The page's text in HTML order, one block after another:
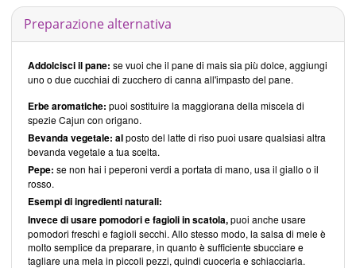
Preparazione alternativa
Addolcisci il pane: se vuoi che il pane di mais sia più dolce, aggiungi
uno o due cucchiai di zucchero di canna all'impasto del pane.
Erbe aromatiche: puoi sostituire la maggiorana della miscela di
spezie Cajun con origano.
Bevanda vegetale: alposto del latte di riso puoi usare qualsiasi altra
bevanda vegetale a tua scelta.
Pepe: se non hai i peperoni verdi a portata di mano, usa il giallo o il
rosso.
Esempi di ingredienti naturali:
Invece di usare pomodori e fagioli in scatola,puoi anche usare
pomodori freschi e fagioli secchi. Allo stesso modo, la salsa di mele è
molto semplice da preparare, in quanto è sufficiente sbucciare e
tagliare una mela in piccoli pezzi, quindi cuocerla e schiacciarla.